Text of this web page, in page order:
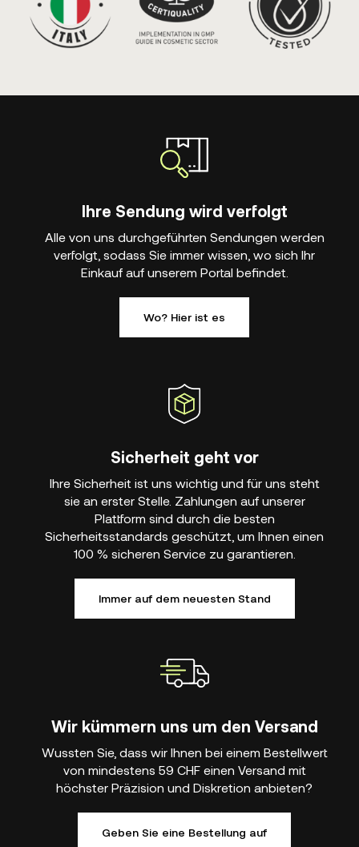
Ihre Sendung wird verfolgt
Alle von uns durchgeführten Sendungen werden
verfolgt, sodass Sie immer wissen, wo sich Ihr
Einkauf auf unserem Portal befindet.
Wo? Hier ist es
Sicherheit geht vor
Ihre Sicherheit ist uns wichtig und für uns steht
sie an erster Stelle. Zahlungen auf unserer
Plattform sind durch die besten
Sicherheitsstandards geschützt, um Ihnen einen
100 % sicheren Service zu garantieren.
Immer auf dem neuesten Stand
Wir kümmern uns um den Versand
Wussten Sie, dass wir Ihnen bei einem Bestellwert
von mindestens 59 CHF einen Versand mit
höchster Präzision und Diskretion anbieten?
Geben Sie eine Bestellung auf